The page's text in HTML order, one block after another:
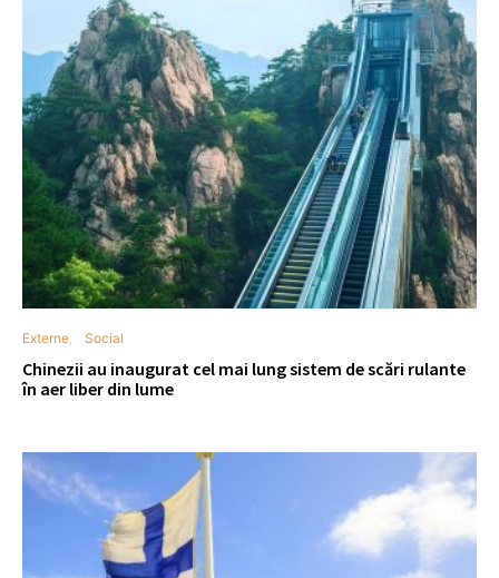
Externe Social
Chinezii au inaugurat cel mai lung sistem de scări rulante
în aer liber din lume